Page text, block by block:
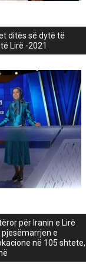
ditës së dytë të
Lirë -2021
për Iranin e Lirë
e
në 105 shtete,